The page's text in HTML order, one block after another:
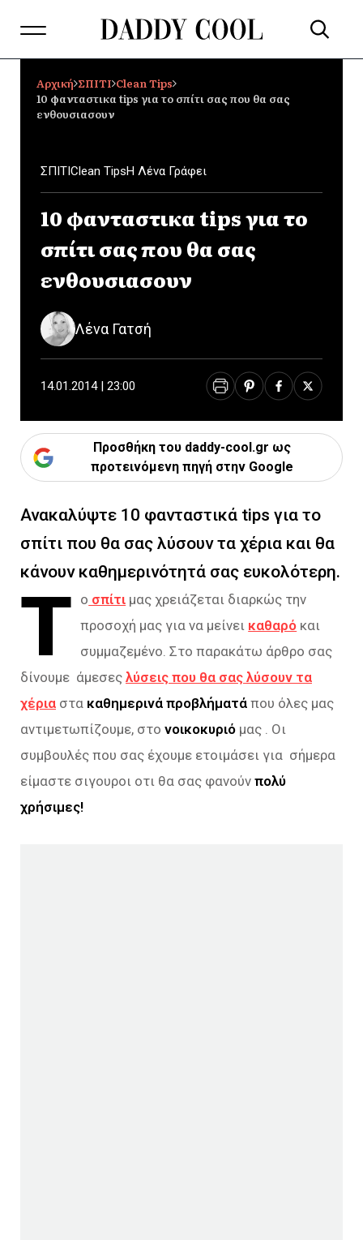
Αρχική ΣΠΙΤΙ Clean Tips
10 φανταστικα tips για το σπίτι σας που θα σας
ενθουσιασουν
ΣΠΙΤΙClean TipsΗ Λένα Γράφει
10 φανταστικα tips για το
σπίτι σας που θα σας
ενθουσιασουν
Λένα Γατσή
14.01.2014 | 23:00
Προσθήκη του daddy-cool.gr ως
προτεινόμενη πηγή στην Google
Ανακαλύψτε 10 φανταστικά tips για το
σπίτι που θα σας λύσουν τα χέρια και θα
κάνουν καθημερινότητά σας ευκολότερη.
Τ ο σπίτι μας χρειάζεται διαρκώς την
προσοχή μας για να μείνει καθαρό και
συμμαζεμένο. Στο παρακάτω άρθρο σας
δίνουμε άμεσες λύσεις που θα σας λύσουν τα
χέρια στα καθημερινά προβλήματά που όλες μας
αντιμετωπίζουμε, στο νοικοκυριό μας . Οι
συμβουλές που σας έχουμε ετοιμάσει για σήμερα
είμαστε σιγουροι οτι θα σας φανούν πολύ
χρήσιμες!